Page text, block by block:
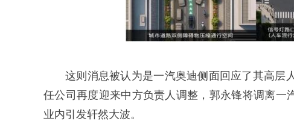
这则消息被认为是一汽奥迪侧面回应了其高层
任公司再度迎来中方负责人调整，郭永锋将调离
业内引发轩然大波。